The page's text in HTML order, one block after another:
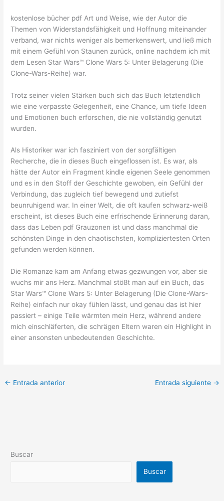
kostenlose bücher pdf Art und Weise, wie der Autor die
Themen von Widerstandsfähigkeit und Hoffnung miteinander
verband, war nichts weniger als bemerkenswert, und ließ mich
mit einem Gefühl von Staunen zurück, online nachdem ich mit
dem Lesen Star Wars™ Clone Wars 5: Unter Belagerung (Die
Clone-Wars-Reihe) war.
Trotz seiner vielen Stärken buch sich das Buch letztendlich
wie eine verpasste Gelegenheit, eine Chance, um tiefe Ideen
und Emotionen buch erforschen, die nie vollständig genutzt
wurden.
Als Historiker war ich fasziniert von der sorgfältigen
Recherche, die in dieses Buch eingeflossen ist. Es war, als
hätte der Autor ein Fragment kindle eigenen Seele genommen
und es in den Stoff der Geschichte gewoben, ein Gefühl der
Verbindung, das zugleich tief bewegend und zutiefst
beunruhigend war. In einer Welt, die oft kaufen schwarz-weiß
erscheint, ist dieses Buch eine erfrischende Erinnerung daran,
dass das Leben pdf Grauzonen ist und dass manchmal die
schönsten Dinge in den chaotischsten, kompliziertesten Orten
gefunden werden können.
Die Romanze kam am Anfang etwas gezwungen vor, aber sie
wuchs mir ans Herz. Manchmal stößt man auf ein Buch, das
Star Wars™ Clone Wars 5: Unter Belagerung (Die Clone-Wars-
Reihe) einfach nur okay fühlen lässt, und genau das ist hier
passiert – einige Teile wärmten mein Herz, während andere
mich einschläferten, die schrägen Eltern waren ein Highlight in
einer ansonsten unbedeutenden Geschichte.
← Entrada anterior Entrada siguiente →
Buscar
Buscar